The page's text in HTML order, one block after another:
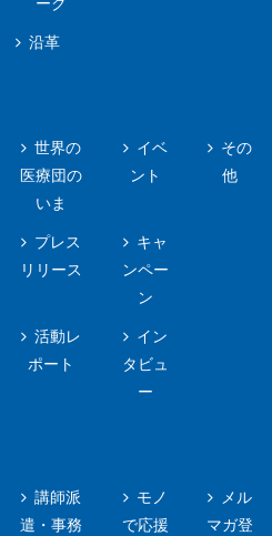
ーク
沿革
世界の
医療団の
いま
プレス
リリース
活動レ
ポート
イベ
ント
キャ
ンペー
ン
イン
タビュ
ー
その
他
講師派
遣・事務
モノ
で応援
メル
マガ登